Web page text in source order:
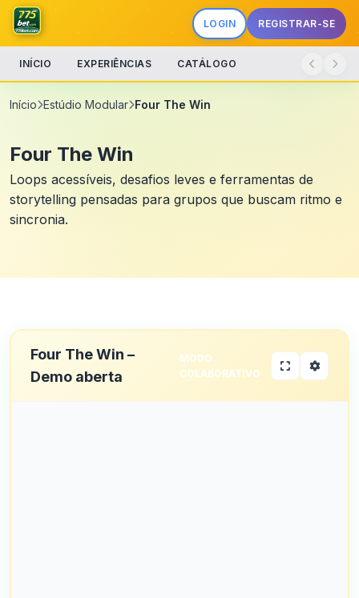
LOGIN REGISTRAR-SE
INÍCIO EXPERIÊNCIAS CATÁLOGO
Início Estúdio Modular Four The Win
Four The Win
Loops acessíveis, desafios leves e ferramentas de
storytelling pensadas para grupos que buscam ritmo e
sincronia.
Four The Win –
Demo aberta
MODO
COLABORATIVO